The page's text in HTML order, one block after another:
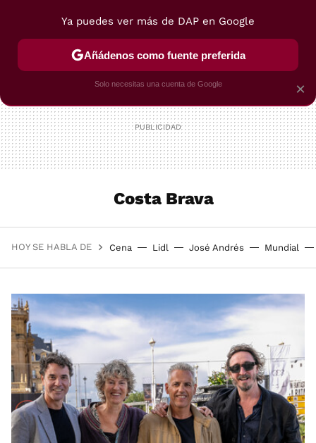
POSTRES VIAJES SELECCIÓN VEGUI
Costa Brava
HOY SE HABLA DE Cena Lidl José Andrés Mundial
×
Ya puedes ver más de DAP en Google
Añádenos como fuente preferida
Solo necesitas una cuenta de Google